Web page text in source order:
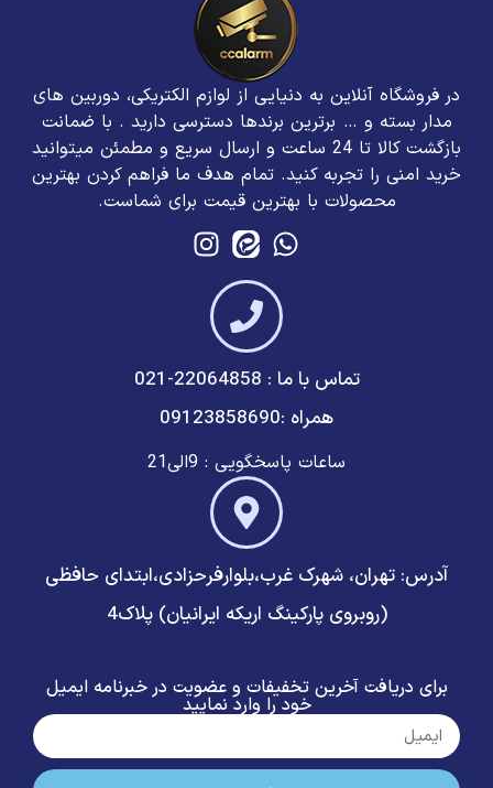
در فروشگاه آنلاین به دنیایی از لوازم الکتریکی، دوربین های
مدار بسته و … برترین برند‌ها دسترسی دارید . با ضمانت
بازگشت کالا تا 24 ساعت و ارسال سریع و مطمئن میتوانید
خرید امنی را تجربه کنید. تمام هدف ما فراهم کردن بهترین
محصولات با بهترین قیمت برای شماست.
تماس با ما : 22064858-021
همراه :09123858690
ساعات پاسخگویی : 9الی21
آدرس: تهران، شهرک غرب،بلوارفرحزادی،ابتدای حافظی
(روبروی پارکینگ اریکه ایرانیان) پلاک4
برای دریافت آخرین تخفیفات و عضویت در خبرنامه ایمیل
خود را وارد نمایید